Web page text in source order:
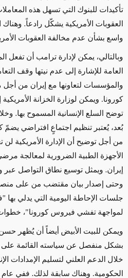
تأكيدات للبنوك التي تسهل هذه
العقوبات الأمريكية يشكّل رادعاً.
واسع بشأن عدم مخالفة العقوبات
وبالتالي، يمكن لإدارة ترامب أن تفعل
العامة للإشارة إلى عدم نيتها وقف
والمؤسسات لتعاونها مع إيران من
كورونا. ويمكن لوزارة الخزانة
توضح السلع الإنسانية المسموح بها.
بُعد، يُعتبر تنظيم اجتماعٍ افتراضي يضمّ
من أجل توضيح أن الإدارة الأمريكية لن
الأجهزة الطبية الضرورية لمعالجة
إيران. ويمثل توسيع نطاق التواصل عبر
وحتى إصدار بيان مقتضب من على منصة
جلسات الإحاطة اليومية التي يدلي بها
لمواجهة تفشي فيروس كورونا"،
ويمكن للبيت الأبيض أيضاً أن يُظهر حسن
بشكل منفصل عن سياسته القائمة على
خلال الدعم العلني لتسليم الإمدادات
الحكومية. وهناك سابقة لذلك. ففي عام 2003، أصدرت